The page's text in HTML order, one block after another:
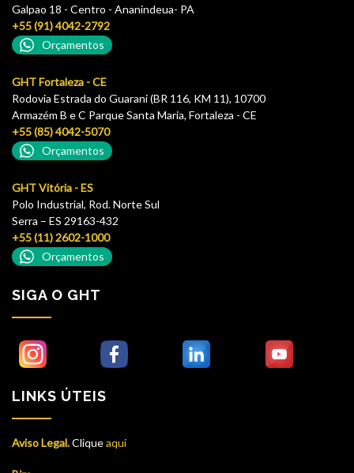
Galpao 18 - Centro - Ananindeua- PA
+55 (91) 4042-2792
Orçamentos
GHT Fortaleza - CE
Rodovia Estrada do Guarani (BR 116, KM 11), 10700
Armazém B e C Parque Santa Maria, Fortaleza - CE
+55 (85) 4042-5070
Orçamentos
GHT Vitória - ES
Polo Industrial, Rod. Norte Sul
Serra – ES 29163-432
+55 (11) 2602-1000
Orçamentos
SIGA O GHT
LINKS ÚTEIS
Aviso Legal.Cliqueaqui